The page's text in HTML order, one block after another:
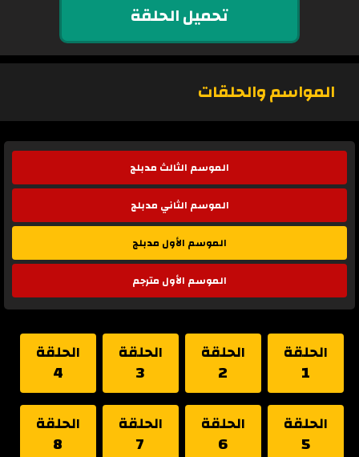
تحميل الحلقة
المواسم والحلقات
الموسم الثالث مدبلج
الموسم الثاني مدبلج
الموسم الأول مدبلج
الموسم الأول مترجم
الحلقة
1
الحلقة
2
الحلقة
3
الحلقة
4
الحلقة
5
الحلقة
6
الحلقة
7
الحلقة
8